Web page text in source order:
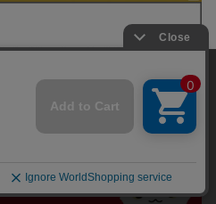
よびコンテンツの最適な提供、ト
Cookieを使用しています。
Cookieの利用に同意したことも
諾する